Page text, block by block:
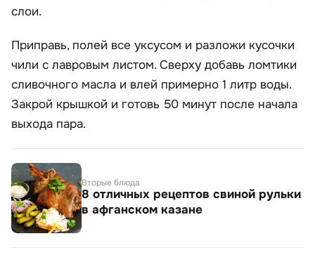
слои.
Приправь, полей все уксусом и разложи кусочки
чили с лавровым листом. Сверху добавь ломтики
сливочного масла и влей примерно 1 литр воды.
Закрой крышкой и готовь 50 минут после начала
выхода пара.
Вторые блюда
8 отличных рецептов свиной рульки
в афганском казане